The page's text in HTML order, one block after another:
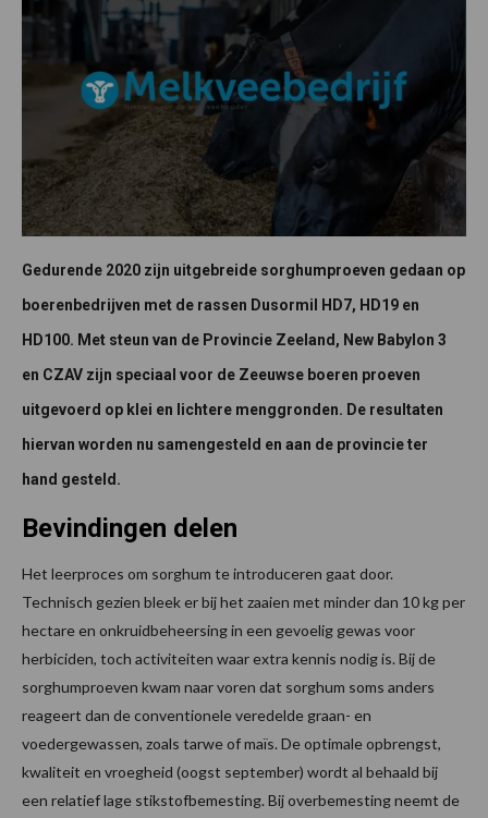
Gedurende 2020 zijn uitgebreide sorghumproeven gedaan op
boerenbedrijven met de rassen Dusormil HD7, HD19 en
HD100. Met steun van de Provincie Zeeland, New Babylon 3
en CZAV zijn speciaal voor de Zeeuwse boeren proeven
uitgevoerd op klei en lichtere menggronden. De resultaten
hiervan worden nu samengesteld en aan de provincie ter
hand gesteld.
Bevindingen delen
Het leerproces om sorghum te introduceren gaat door.
Technisch gezien bleek er bij het zaaien met minder dan 10 kg per
hectare en onkruidbeheersing in een gevoelig gewas voor
herbiciden, toch activiteiten waar extra kennis nodig is. Bij de
sorghumproeven kwam naar voren dat sorghum soms anders
reageert dan de conventionele veredelde graan- en
voedergewassen, zoals tarwe of maïs. De optimale opbrengst,
kwaliteit en vroegheid (oogst september) wordt al behaald bij
een relatief lage stikstofbemesting. Bij overbemesting neemt de